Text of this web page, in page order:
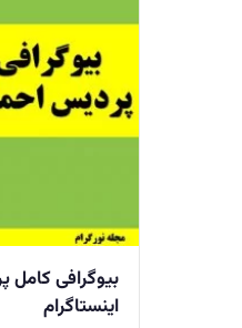
بیوگرافی کامل
اینستاگرام